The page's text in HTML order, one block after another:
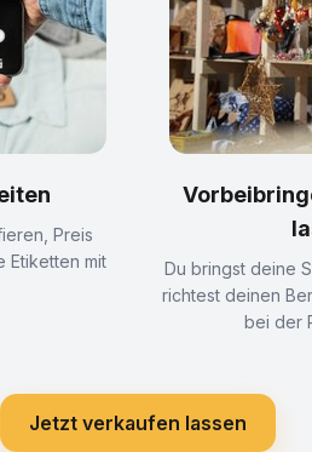
Preis
Etiketten mit
Du bringst deine
richtest deinen
bei der
Jetzt verkaufen lassen